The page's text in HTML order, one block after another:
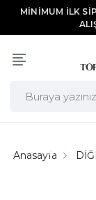
MİNİMUM İLK
Anasayfa